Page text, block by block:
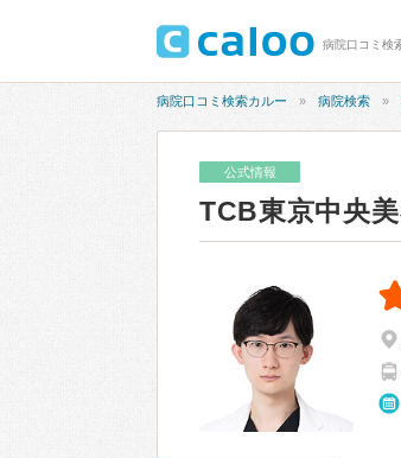
病院口コミ検
病院口コミ検索カルー 病院検索
公式情報
TCB東京中央